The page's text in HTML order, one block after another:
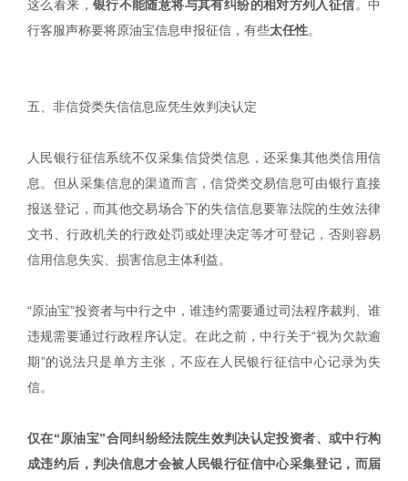
这么看来， 银行不能随意将与其有纠纷的相对方列入征信。中
行客服声称要将原油宝信息申报征信，有些太任性。
五、非信贷类失信信息应凭生效判决认定
人民银行征信系统不仅采集信贷类信息，还采集其他类信用信
息。但从采集信息的渠道而言，信贷类交易信息可由银行直接
报送登记，而其他交易场合下的失信信息要靠法院的生效法律
文书、行政机关的行政处罚或处理决定等才可登记，否则容易
信用信息失实、损害信息主体利益。
“原油宝”投资者与中行之中，谁违约需要通过司法程序裁判、谁
违规需要通过行政程序认定。在此之前，中行关于“视为欠款逾
期”的说法只是单方主张，不应在人民银行征信中心记录为失
信。
仅在“原油宝”合同纠纷经法院生效判决认定投资者、或中行构
成违约后，判决信息才会被人民银行征信中心采集登记，而届